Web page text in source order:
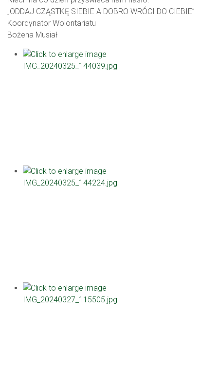
„ODDAJ CZĄSTKĘ SIEBIE A DOBRO WRÓCI DO CIEBIE”
Koordynator Wolontariatu
Bożena Musiał